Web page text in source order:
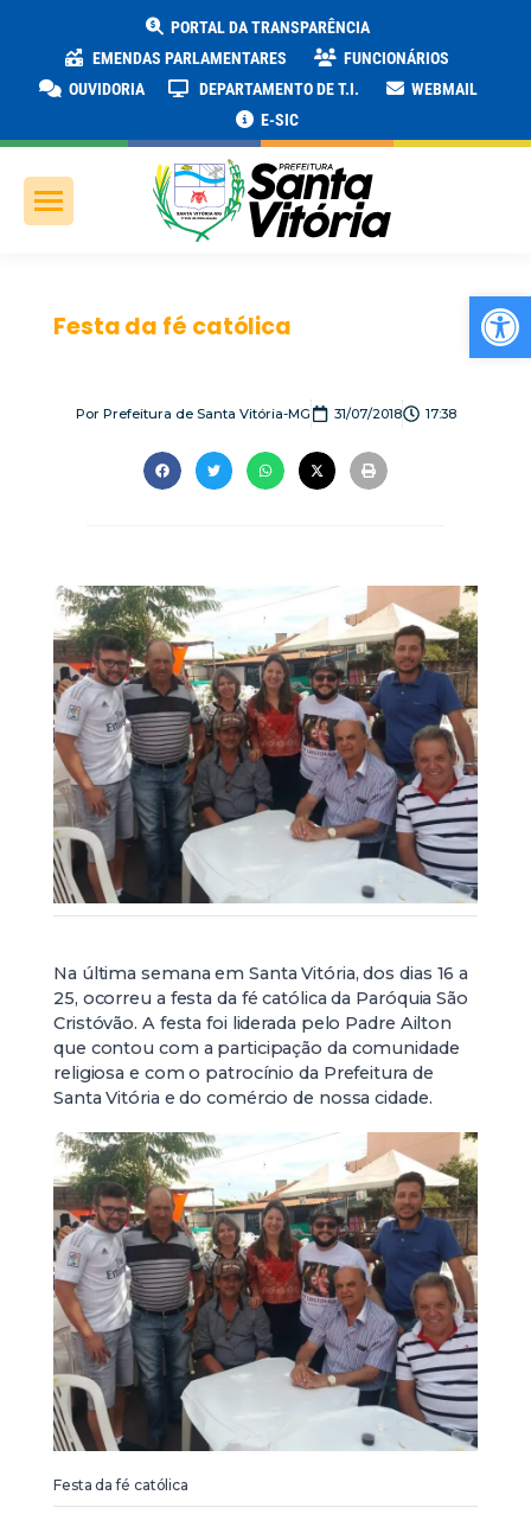
PORTAL DA TRANSPARÊNCIA
EMENDAS PARLAMENTARES
FUNCIONÁRIOS
OUVIDORIA
DEPARTAMENTO DE T.I.
WEBMAIL
E-SIC
Festa da fé católica
PorPrefeitura de Santa Vitória-MG 31/07/2018 17:38
Na última semana em Santa Vitória, dos dias 16 a
25, ocorreu a festa da fé católica da Paróquia São
Cristóvão. A festa foi liderada pelo Padre Ailton
que contou com a participação da comunidade
religiosa e com o patrocínio da Prefeitura de
Santa Vitória e do comércio de nossa cidade.
Festa da fé católica